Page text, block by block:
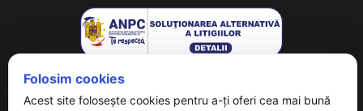
Folosim cookies
Acest site folosește cookies pentru a-ți oferi cea mai bună